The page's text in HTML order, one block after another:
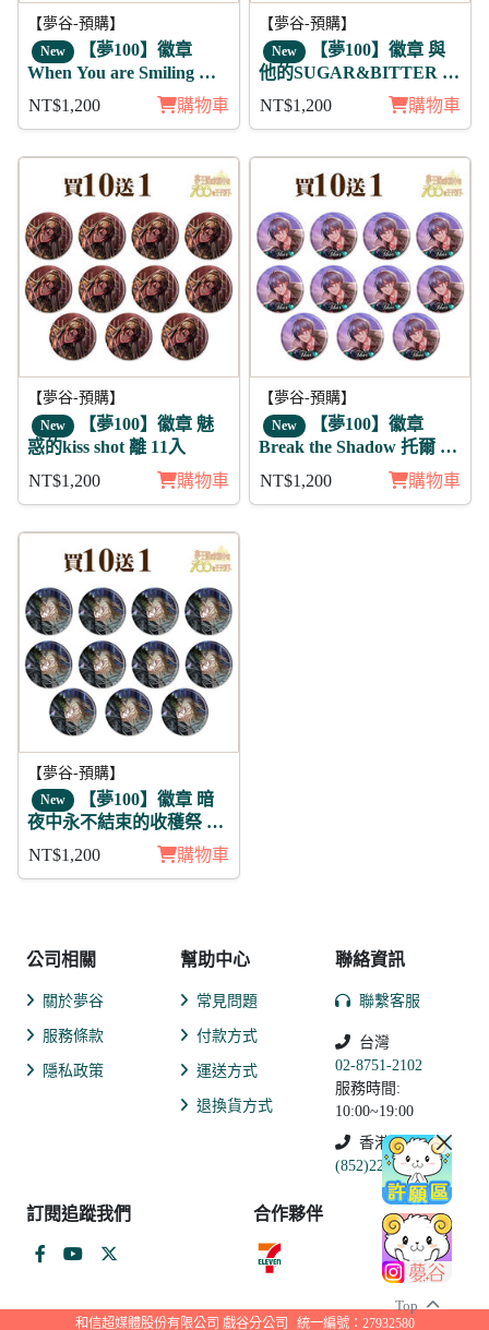
Top
【夢谷-預購】
New 【夢100】徽章
When You are Smiling 乾
11入
NT$1,200 購物車
【夢谷-預購】
New 【夢100】徽章 與
他的SUGAR&BITTER 傑
書亞 11入
NT$1,200 購物車
【夢谷-預購】
New 【夢100】徽章 魅
惑的kiss shot 離 11入
NT$1,200
購物車
【夢谷-預購】
New 【夢100】徽章
Break the Shadow 托爾 11
NT$1,200 購物車
【夢谷-預購】
New 【夢100】徽章 暗
夜中永不結束的收穫祭 白
NT$1,200 購物車
公司相關
關於夢谷
服務條款
隱私政策
幫助中心
常見問題
付款方式
運送方式
退換貨方式
聯絡資訊
聯繫客服
台灣
02-8751-2102
服務時間:
10:00~19:00
香港
(852)2250-9311
訂閱追蹤我們 合作夥伴
和信超媒體股份有限公司 戲谷分公司 統一編號：27932580